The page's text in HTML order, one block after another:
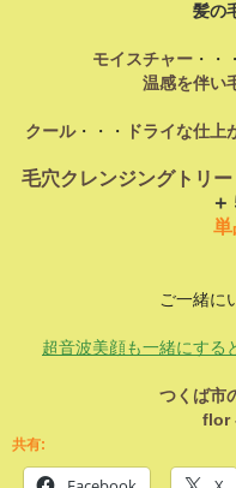
髪の
モイスチャー ・・・
温感を伴い
クール・・・ ドライな仕上
毛穴クレンジングト
＋
ご一緒に
超音波美顔も一緒にする
つくば市
flor
共有: